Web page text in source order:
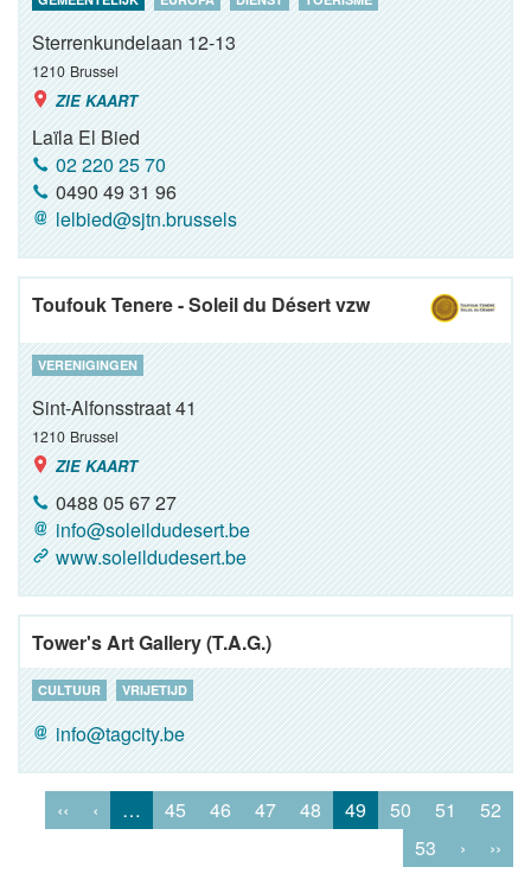
Sterrenkundelaan 12-13
1210 Brussel
ZIE KAART
Laïla El Bied
02 220 25 70
0490 49 31 96
lelbied@sjtn.brussels
Toufouk Tenere - Soleil du Désert vzw
VERENIGINGEN
Sint-Alfonsstraat 41
1210 Brussel
ZIE KAART
0488 05 67 27
info@soleildudesert.be
www.soleildudesert.be
Tower's Art Gallery (T.A.G.)
CULTUUR VRIJETIJD
info@tagcity.be
‹‹ ‹ … 45 46 47 48 49 50 51
52
53
› ››